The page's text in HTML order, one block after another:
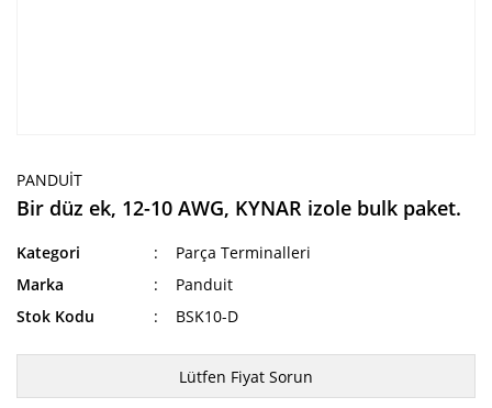
PANDUIT
Bir düz ek, 12-10 AWG, KYNAR izole bulk paket.
Kategori
Parça Terminalleri
Marka
Panduit
Stok Kodu
BSK10-D
Lütfen Fiyat Sorun